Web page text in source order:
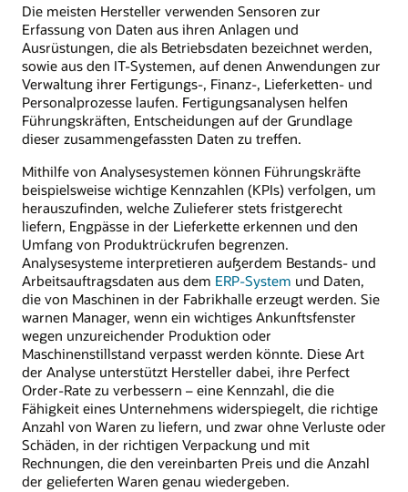
Die meisten Hersteller verwenden Sensoren zur
Erfassung von Daten aus ihren Anlagen und
Ausrüstungen, die als Betriebsdaten bezeichnet werden,
sowie aus den IT-Systemen, auf denen Anwendungen zur
Verwaltung ihrer Fertigungs-, Finanz-, Lieferketten- und
Personalprozesse laufen. Fertigungsanalysen helfen
Führungskräften, Entscheidungen auf der Grundlage
dieser zusammengefassten Daten zu treffen.
Mithilfe von Analysesystemen können Führungskräfte
beispielsweise wichtige Kennzahlen (KPIs) verfolgen, um
herauszufinden, welche Zulieferer stets fristgerecht
liefern, Engpässe in der Lieferkette erkennen und den
Umfang von Produktrückrufen begrenzen.
Analysesysteme interpretieren außerdem Bestands- und
Arbeitsauftragsdaten aus dem ERP-System und Daten,
die von Maschinen in der Fabrikhalle erzeugt werden. Sie
warnen Manager, wenn ein wichtiges Ankunftsfenster
wegen unzureichender Produktion oder
Maschinenstillstand verpasst werden könnte. Diese Art
der Analyse unterstützt Hersteller dabei, ihre Perfect
Order-Rate zu verbessern – eine Kennzahl, die die
Fähigkeit eines Unternehmens widerspiegelt, die richtige
Anzahl von Waren zu liefern, und zwar ohne Verluste oder
Schäden, in der richtigen Verpackung und mit
Rechnungen, die den vereinbarten Preis und die Anzahl
der gelieferten Waren genau wiedergeben.